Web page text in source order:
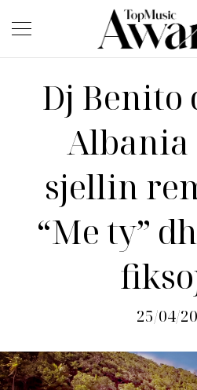
Dj Benito
Albania
sjellin
“Me ty”
25/04/